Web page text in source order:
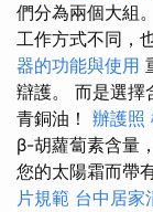
們分為兩個大組。
工作方式不同，
器的功能與使用
辯護。 而是選擇
青銅油！ 辦護照
β-胡蘿蔔素含量
您的太陽霜而帶
片規範 台中居家